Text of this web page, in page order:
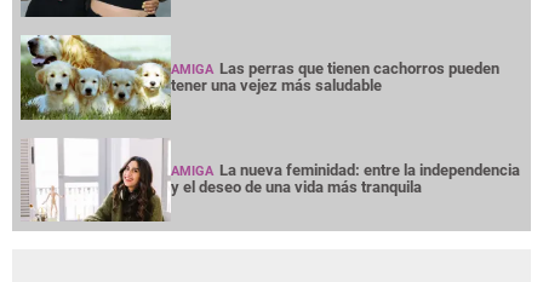
AMIGA Las perras que tienen cachorros pueden
tener una vejez más saludable
AMIGA La nueva feminidad: entre la independencia
y el deseo de una vida más tranquila